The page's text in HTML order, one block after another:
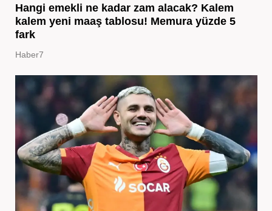
Hangi emekli ne kadar zam alacak? Kalem
kalem yeni maaş tablosu! Memura yüzde 5
fark
Haber7